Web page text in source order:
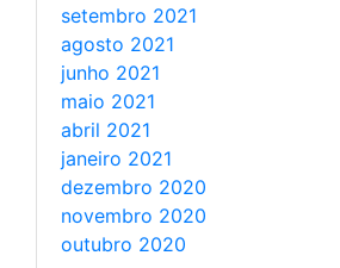
setembro 2021
agosto 2021
junho 2021
maio 2021
abril 2021
janeiro 2021
dezembro 2020
novembro 2020
outubro 2020